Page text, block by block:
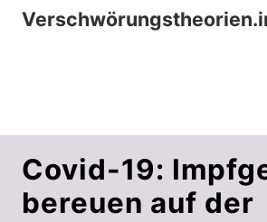
Menu
Zum
Zur
Covid-19:
bereuen auf der